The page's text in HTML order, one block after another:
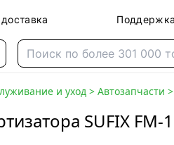
Поддержка
и уход > Автозапчасти >
SUFIX FM-